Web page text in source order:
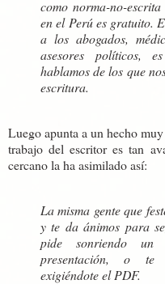
como norma-no-
en el Perú es gratuito.
a los abogados,
asesores políticos,
hablamos de los que
escritura.
Luego apunta a un hecho
trabajo del escritor es tan
cercano la ha asimilado así:
La misma gente que
y te da ánimos para
pide sonriendo un
presentación, o te
exigiéndote el PDF.